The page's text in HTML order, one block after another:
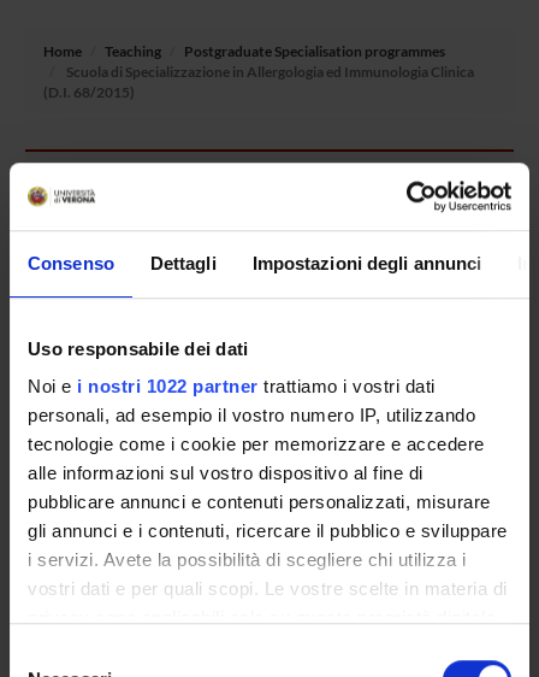
Consenso Dettagli Impostazioni degli annunci
Uso responsabile dei dati
Noi e i nostri 1022 partner trattiamo i vostri dati
personali, ad esempio il vostro numero IP, utilizzando
tecnologie come i cookie per memorizzare e accedere
alle informazioni sul vostro dispositivo al fine di
pubblicare annunci e contenuti personalizzati, misurare
gli annunci e i contenuti, ricercare il pubblico e sviluppare
i servizi. Avete la possibilità di scegliere chi utilizza i
vostri dati e per quali scopi. Le vostre scelte in materia di
Home Teaching
Postgraduate Specialisation programmes
Scuola di Specializzazione in Allergologia ed Immunologia Clinica
(D.I. 68/2015)
Enrolment Procedures and Admission Requirements
Governing bodies
Rete formativa
International Students
OFFERTA FORMATIVA